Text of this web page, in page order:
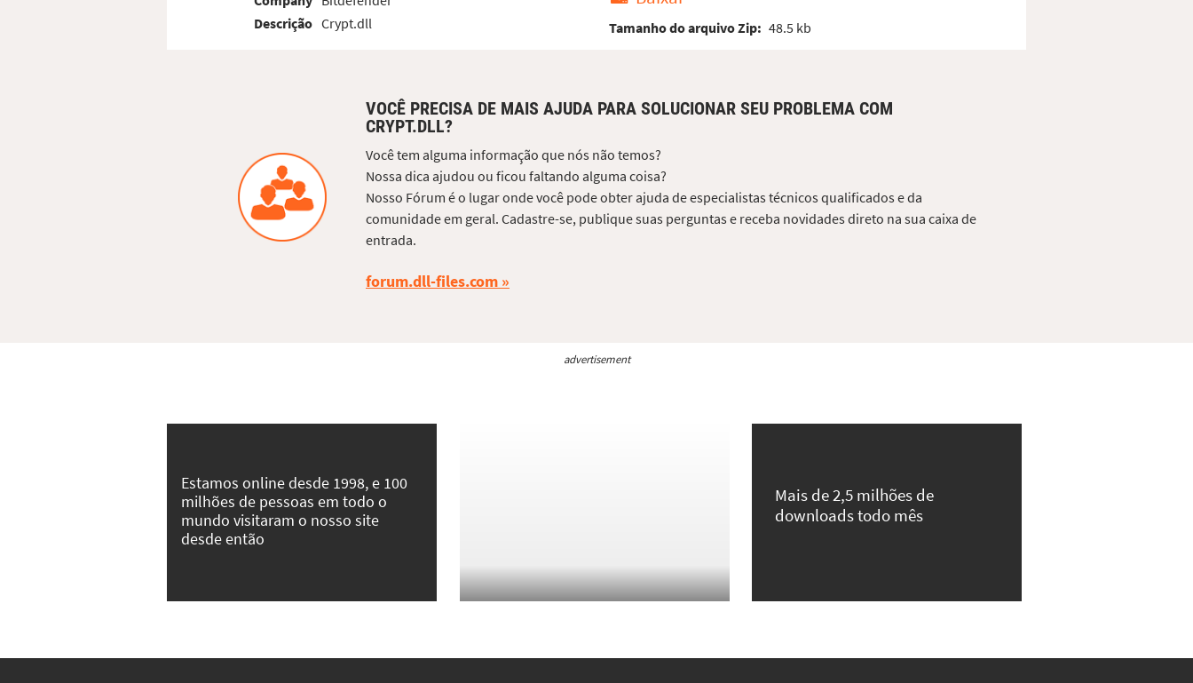
Descrição Crypt.dll
Tamanho do arquivo Zip: 48.5 kb
VOCÊ PRECISA DE MAIS AJUDA PARA SOLUCIONAR SEU PROBLEMA COM
CRYPT.DLL?
Você tem alguma informação que nós não temos?
Nossa dica ajudou ou ficou faltando alguma coisa?
Nosso Fórum é o lugar onde você pode obter ajuda de especialistas técnicos qualificados e da
comunidade em geral. Cadastre-se, publique suas perguntas e receba novidades direto na sua caixa de
entrada.
forum.dll-files.com
advertisement
Estamos online desde 1998, e 100
milhões de pessoas em todo o
mundo visitaram o nosso site
desde então
Mais de 2,5 milhões de
downloads todo mês